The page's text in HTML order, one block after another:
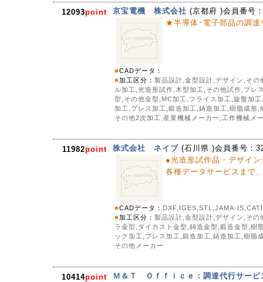
12093point 京宝電機 株式会社 (京都府 )会員番号
★半導体･電子部品の調達
■CADデータ：
■加工区分： 製品設計,金型設計,デザイン,そ
ル加工,光造形試作,木型加工,その他試作,プレ
型,その他金型,MC加工,フライス加工,旋盤加
加工,プレス加工,鍛造加工,鋳造加工,樹脂成形
その他2次加工,産業機械メーカー,工作機械メ
11982point 株式会社 ネイブ (石川県 )会員番号：
●光造形試作品・デザイ
各種データサービスまで
■CADデータ： DXF,IGES,STL,JAMA-
■加工区分： 製品設計,金型設計,デザイン,そ
ラ金型,ダイカスト金型,鋳造金型,鍛造金型,樹
ック加工,プレス加工,鍛造加工,鋳造加工,樹
その他メーカー
10414point
Ｍ＆Ｔ Ｏｆｆｉｃｅ：調達代行サービ